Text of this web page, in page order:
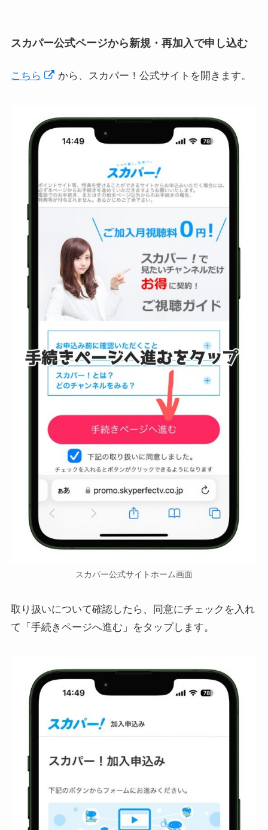
スカパー公式ページから新規・再加入で申し込む
こちら から、スカパー！公式サイトを開きます。
スカパー公式サイトホーム画面
取り扱いについて確認したら、同意にチェックを入れ
て「手続きページへ進む」をタップします。